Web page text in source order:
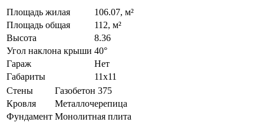
Площадь жилая
106.07, м²
Площадь общая
112, м²
Высота
8.36
Угол наклона крыши 40°
Гараж
Нет
Габариты
11х11
Стены
Газобетон 375
Кровля
Металлочерепица
Фундамент Монолитная плита